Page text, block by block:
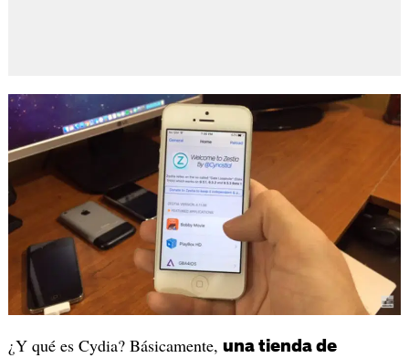
¿Y qué es Cydia? Básicamente, una tienda de